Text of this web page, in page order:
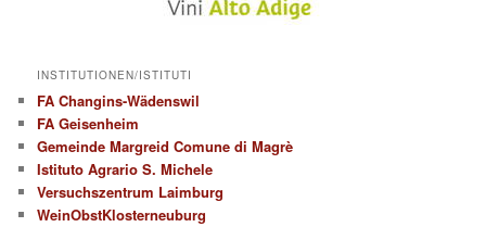
INSTITUTIONEN/ISTITUTI
FA Changins-Wädenswil
FA Geisenheim
Gemeinde Margreid Comune di Magrè
Istituto Agrario S. Michele
Versuchszentrum Laimburg
WeinObstKlosterneuburg